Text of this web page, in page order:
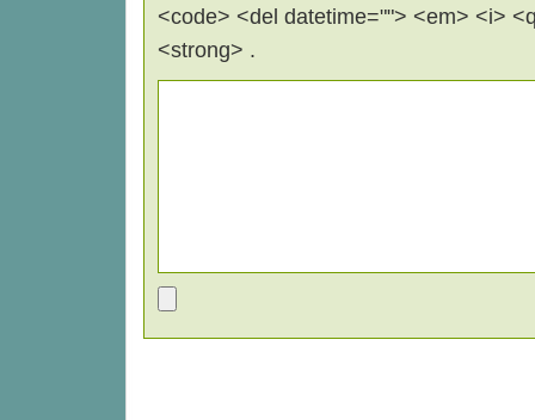
<code> <del datetime=""> <em> <i>
<strong> .